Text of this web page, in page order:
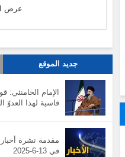
عرض
جديد الموقع
الإمام
قاسية لهذا العدوّ
مقدمة نشرة أخبار
في 13-6-2025